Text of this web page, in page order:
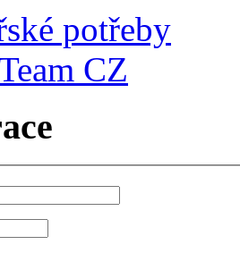
potřeby
CZ